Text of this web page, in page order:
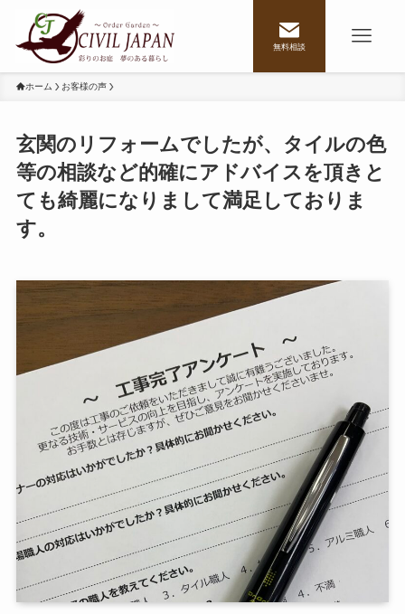
無料相談
ホーム お客様の声
玄関のリフォームでしたが、タイルの色
等の相談など的確にアドバイスを頂きと
ても綺麗になりまして満足しておりま
す。